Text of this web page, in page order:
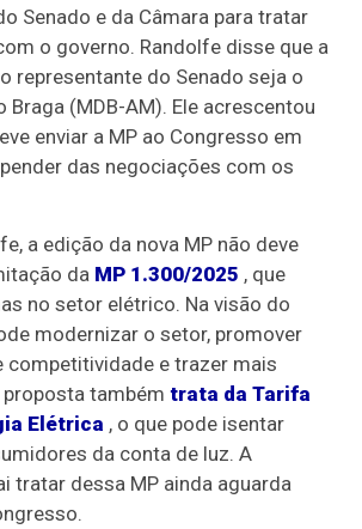
Senado e da Câmara para tratar
o governo. Randolfe disse que a
representante do Senado seja o
Braga (MDB-AM). Ele acrescentou
enviar a MP ao Congresso em
das negociações com os
a edição da nova MP não deve
da MP 1.300/2025 , que
no setor elétrico. Na visão do
modernizar o setor, promover
competitividade e trazer mais
proposta tambémtrata da Tarifa
Elétrica , o que pode isentar
da conta de luz. A
tratar dessa MP ainda aguarda